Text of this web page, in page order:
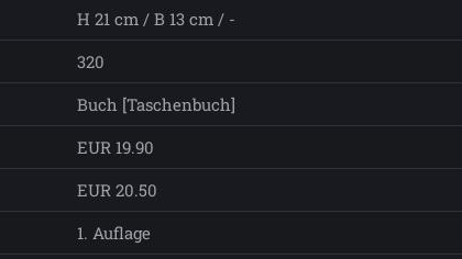
H 21 cm / B 13 cm / -
320
Buch [Taschenbuch]
EUR 19.90
EUR 20.50
1. Auflage